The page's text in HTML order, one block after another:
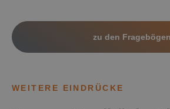
zu den Fragebögen
WEITERE EINDRÜCKE